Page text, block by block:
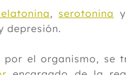
,serotonina
depresión.
por el organismo, se